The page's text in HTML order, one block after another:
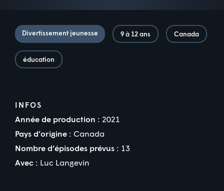
Divertissement jeunesse 9 à 12 ans Canada
éducation
INFOS
Année de production : 2021
Pays d’origine : Canada
Nombre d’épisodes prévus : 13
Avec : Luc Langevin